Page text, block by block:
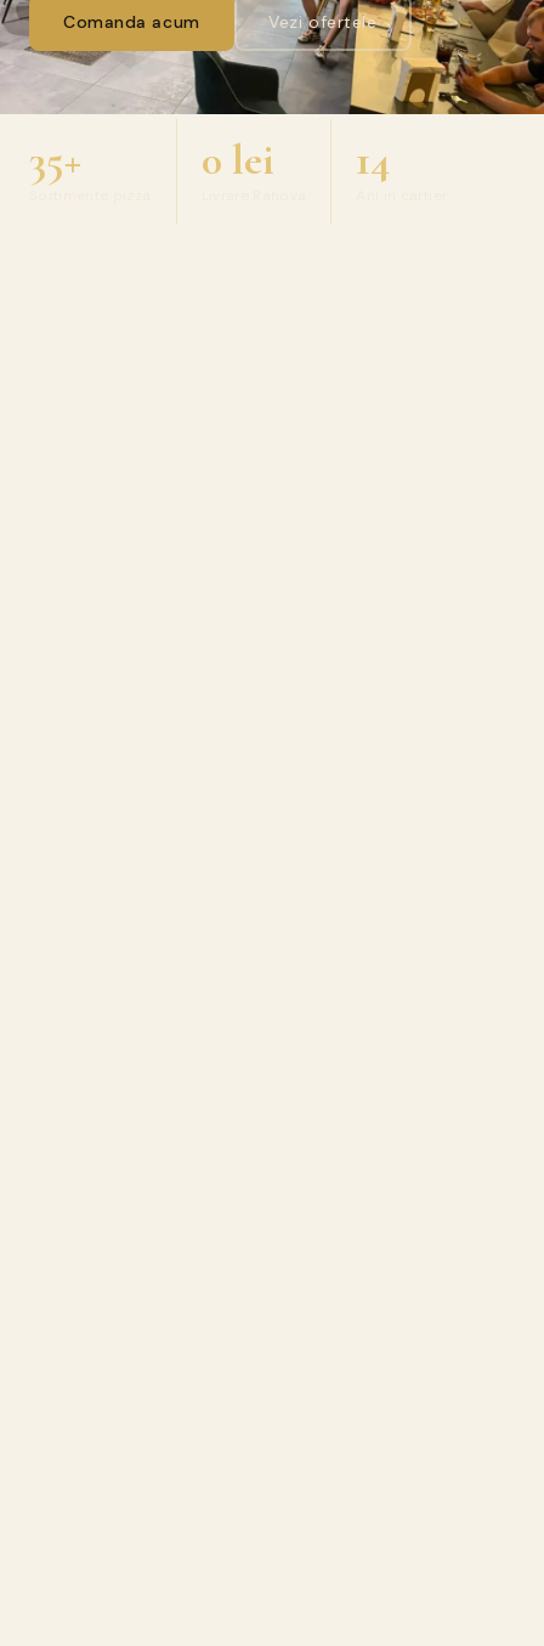
Comanda acum Vezi ofertele
35+ 0 lei 14